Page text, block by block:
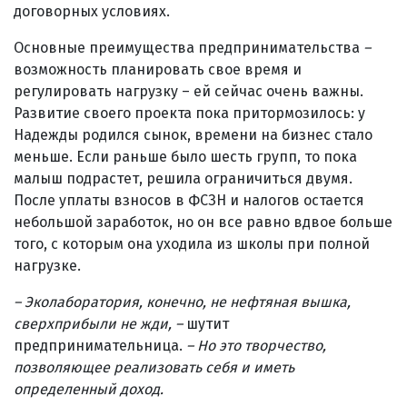
договорных условиях.
Основные преимущества предпринимательства –
возможность планировать свое время и
регулировать нагрузку – ей сейчас очень важны.
Развитие своего проекта пока притормозилось: у
Надежды родился сынок, времени на бизнес стало
меньше. Если раньше было шесть групп, то пока
малыш подрастет, решила ограничиться двумя.
После уплаты взносов в ФСЗН и налогов остается
небольшой заработок, но он все равно вдвое больше
того, с которым она уходила из школы при полной
нагрузке.
– Эколаборатория, конечно, не нефтяная вышка,
сверхприбыли не жди, – шутит
предпринимательница. –Но это творчество,
позволяющее реализовать себя и иметь
определенный доход.